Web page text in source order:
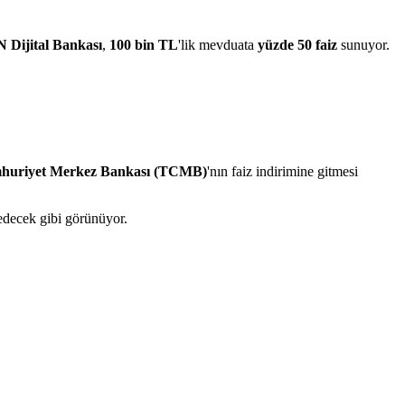
Dijital Bankası, 100 bin TL'lik mevduata yüzde 50 faiz sunuyor.
Merkez Bankası (TCMB)'nın faiz indirimine gitmesi
gibi görünüyor.